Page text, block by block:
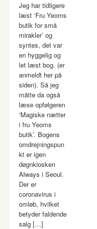
Jeg har tidligere
læst ‘Fru Yeoms
butik for små
mirakler’ og
syntes, det var
en hyggelig og
let læst bog. (er
anmeldt her på
siden). Så jeg
måtte da også
læse opfølgeren
‘Magiske nætter
i fru Yeoms
butik’. Bogens
omdrejningspun
kt er igen
døgnkiosken
Always i Seoul.
Der er
coronavirus i
omløb, hvilket
betyder faldende
salg […]